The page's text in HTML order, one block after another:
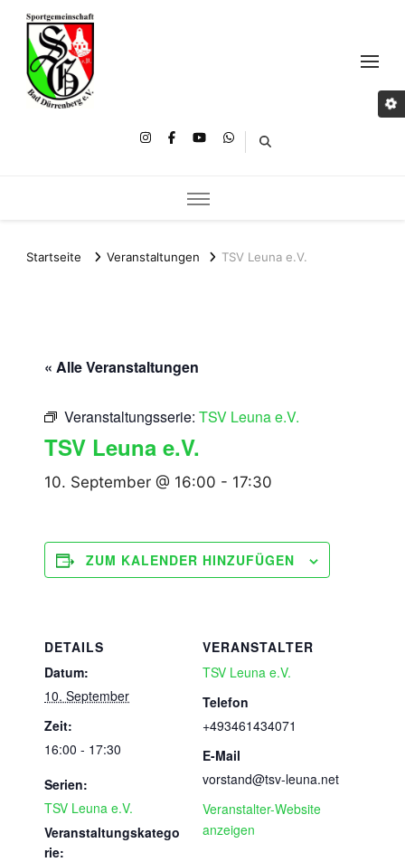
Startseite Veranstaltungen TSV Leuna e.V.
« Alle Veranstaltungen
Veranstaltungsserie: TSV Leuna e.V.
TSV Leuna e.V.
10. September @ 16:00 - 17:30
ZUM KALENDER HINZUFÜGEN
DETAILS
Datum:
10. September
Zeit:
16:00 - 17:30
Serien:
TSV Leuna e.V.
Veranstaltungskatego
rie:
VERANSTALTER
TSV Leuna e.V.
Telefon
+493461434071
E-Mail
vorstand@tsv-leuna.net
Veranstalter-Website
anzeigen